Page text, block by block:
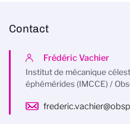
Contact
Frédéric Vachier
Institut de mécanique
éphémérides (IMCCE) /